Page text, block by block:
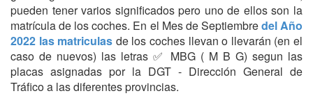
pueden tener varios significados pero uno de ellos son la
matrícula de los coches. En el Mes de Septiembredel Año
2022 las matriculas de los coches llevan o llevarán (en el
caso de nuevos) las letras ✅ MBG ( M B G) segun las
placas asignadas por la DGT - Dirección General de
Tráfico a las diferentes provincias.